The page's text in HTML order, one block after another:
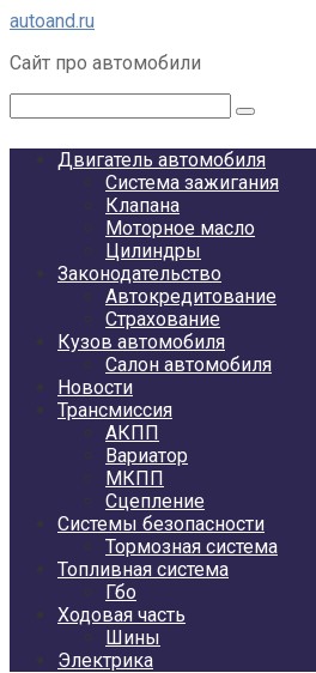
Перейти
контенту
autoand.ru
Сайт про автомобили
Двигатель автомобиля
Система зажигания
Клапана
Моторное масло
Цилиндры
Законодательство
Автокредитование
Страхование
Кузов автомобиля
Салон автомобиля
Новости
Трансмиссия
АКПП
Вариатор
МКПП
Сцепление
Системы безопасности
Тормозная система
Топливная система
Гбо
Ходовая часть
Шины
Электрика